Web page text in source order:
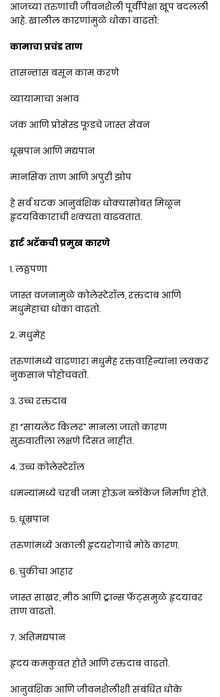
आजच्या तरुणांची जीवनशैली पूर्वीपेक्षा खूप बदलली
आहे. खालील कारणांमुळे धोका वाढतो:
कामाचा प्रचंड ताण
तासन्तास बसून काम करणे
व्यायामाचा अभाव
जंक आणि प्रोसेस्ड फूडचे जास्त सेवन
धूम्रपान आणि मद्यपान
मानसिक ताण आणि अपुरी झोप
हे सर्व घटक आनुवंशिक धोक्यासोबत मिळून
हृदयविकाराची शक्यता वाढवतात.
हार्ट अटॅकची प्रमुख कारणे
१. लठ्ठपणा
जास्त वजनामुळे कोलेस्टेरॉल, रक्तदाब आणि
मधुमेहाचा धोका वाढतो.
२. मधुमेह
तरुणांमध्ये वाढणारा मधुमेह रक्तवाहिन्यांना लवकर
नुकसान पोहोचवतो.
३. उच्च रक्तदाब
हा “सायलेंट किलर” मानला जातो कारण
सुरुवातीला लक्षणे दिसत नाहीत.
४. उच्च कोलेस्टेरॉल
धमन्यांमध्ये चरबी जमा होऊन ब्लॉकेज निर्माण होते.
५. धूम्रपान
तरुणांमध्ये अकाली हृदयरोगाचे मोठे कारण.
६. चुकीचा आहार
जास्त साखर, मीठ आणि ट्रान्स फॅट्समुळे हृदयावर
ताण वाढतो.
७. अतिमद्यपान
हृदय कमकुवत होते आणि रक्तदाब वाढतो.
आनुवंशिक आणि जीवनशैलीशी संबंधित धोके